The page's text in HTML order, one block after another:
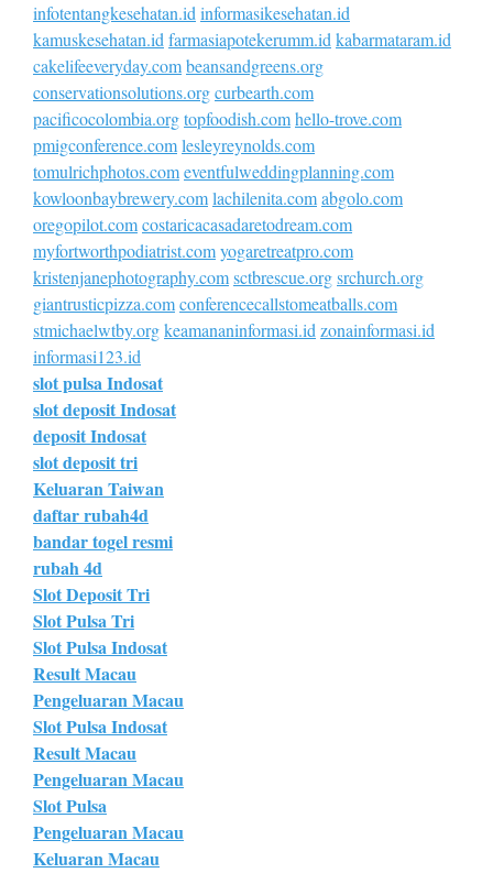
infotentangkesehatan.id informasikesehatan.id
kamuskesehatan.id farmasiapotekerumm.id kabarmataram.id
cakelifeeveryday.combeansandgreens.org
conservationsolutions.orgcurbearth.com
pacificocolombia.orgtopfoodish.comhello-trove.com
pmigconference.comlesleyreynolds.com
tomulrichphotos.comeventfulweddingplanning.com
kowloonbaybrewery.comlachilenita.comabgolo.com
oregopilot.comcostaricacasadaretodream.com
myfortworthpodiatrist.comyogaretreatpro.com
kristenjanephotography.comsctbrescue.orgsrchurch.org
giantrusticpizza.comconferencecallstomeatballs.com
stmichaelwtby.orgkeamananinformasi.id zonainformasi.id
informasi123.id
slot pulsa Indosat
slot deposit Indosat
deposit Indosat
slot deposit tri
Keluaran Taiwan
daftar rubah4d
bandar togel resmi
rubah 4d
Slot Deposit Tri
Slot Pulsa Tri
Slot Pulsa Indosat
Result Macau
Pengeluaran Macau
Slot Pulsa Indosat
Result Macau
Pengeluaran Macau
Slot Pulsa
Pengeluaran Macau
Keluaran Macau